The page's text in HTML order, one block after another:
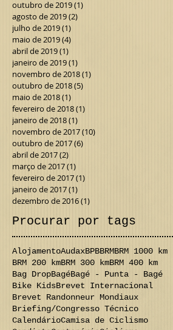
setembro de 2021 (1)
março de 2020 (1)1 post
outubro de 2019
agosto de 2019(2)
julho de 2019 (1)
maio de 2019 (4)4 posts
abril de 2019(1)1 post
janeiro de 2019(1)1 post
novembro de 2018
outubro de 2018 (5)5 posts
maio de 2018 (1)1 post
fevereiro de 2018 (1)1 post
janeiro de 2018 (1)1 post
novembro de 2017
outubro de 2017(6)
abril de 2017(2) 2 posts
março de 2017 (1)1 post
fevereiro de 2017 (1)1 post
janeiro de 2017(1) 1 post
dezembro de 2016(1)1 post
Procurar por tags
AlojamentoAudaxBPB BRMBRM 1000 km
BRM 200 kmBRM 300 kmBRM 400 km
Bag DropBagéBagé - Punta - Bagé
Bike Kids Brevet Internacional
Brevet Randonneur Mondiaux